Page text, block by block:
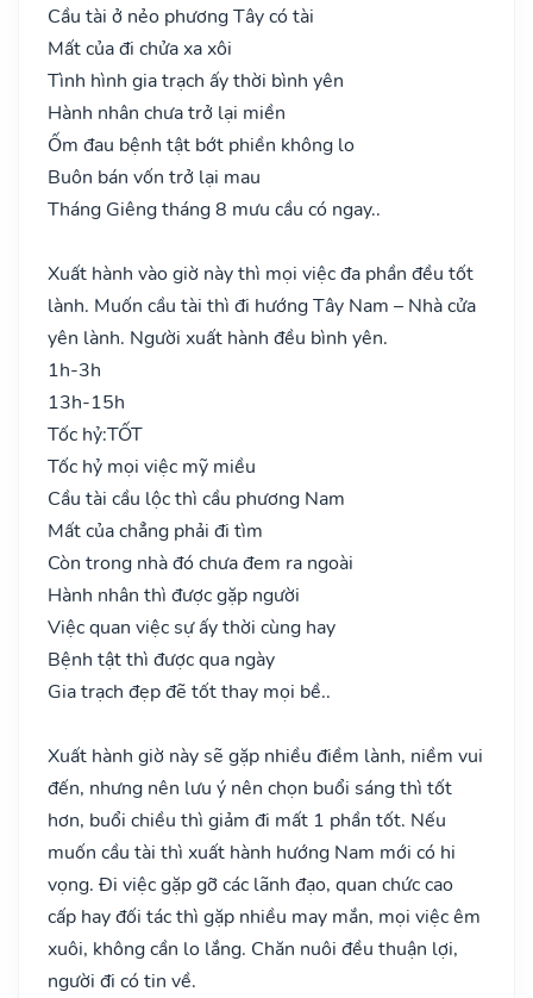
Cầu tài ở nẻo phương Tây có tài
Mất của đi chửa xa xôi
Tình hình gia trạch ấy thời bình yên
Hành nhân chưa trở lại miền
Ốm đau bệnh tật bớt phiền không lo
Buôn bán vốn trở lại mau
Tháng Giêng tháng 8 mưu cầu có ngay..
Xuất hành vào giờ này thì mọi việc đa phần đều tốt
lành. Muốn cầu tài thì đi hướng Tây Nam – Nhà cửa
yên lành. Người xuất hành đều bình yên.
1h-3h
13h-15h
Tốc hỷ:TỐT
Tốc hỷ mọi việc mỹ miều
Cầu tài cầu lộc thì cầu phương Nam
Mất của chẳng phải đi tìm
Còn trong nhà đó chưa đem ra ngoài
Hành nhân thì được gặp người
Việc quan việc sự ấy thời cùng hay
Bệnh tật thì được qua ngày
Gia trạch đẹp đẽ tốt thay mọi bề..
Xuất hành giờ này sẽ gặp nhiều điềm lành, niềm vui
đến, nhưng nên lưu ý nên chọn buổi sáng thì tốt
hơn, buổi chiều thì giảm đi mất 1 phần tốt. Nếu
muốn cầu tài thì xuất hành hướng Nam mới có hi
vọng. Đi việc gặp gỡ các lãnh đạo, quan chức cao
cấp hay đối tác thì gặp nhiều may mắn, mọi việc êm
xuôi, không cần lo lắng. Chăn nuôi đều thuận lợi,
người đi có tin về.